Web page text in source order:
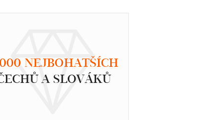
NEJBOHATŠÍCH
A SLOVÁKŮ